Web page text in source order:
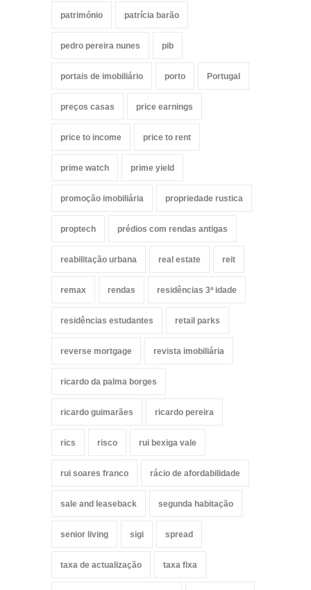
património patrícia barão
pedro pereira nunes pib
portais de imobiliário porto Portugal
preços casas price earnings
price to income price to rent
prime watch prime yield
promoção imobiliária propriedade rustica
proptech prédios com rendas antigas
reabilitação urbana real estate reit
remax rendas residências 3ª idade
residências estudantes retail parks
reverse mortgage revista imobiliária
ricardo da palma borges
ricardo guimarães ricardo pereira
rics risco rui bexiga vale
rui soares franco rácio de afordabilidade
sale and leaseback segunda habitação
senior living sigi spread
taxa de actualização taxa fixa